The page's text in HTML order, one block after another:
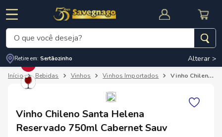
CUPOM DE DESCONTO
O que você deseja?
Retire em: Sertãozinho Alterar >
Bebidas Vinhos Vinhos Importados Vinho Chileno Santa Helena Reservado 750ml Cabernet Sauv
Vinho Chileno Santa Helena
Reservado 750ml Cabernet Sauv
Termos mais buscados
leite
º
cerveja